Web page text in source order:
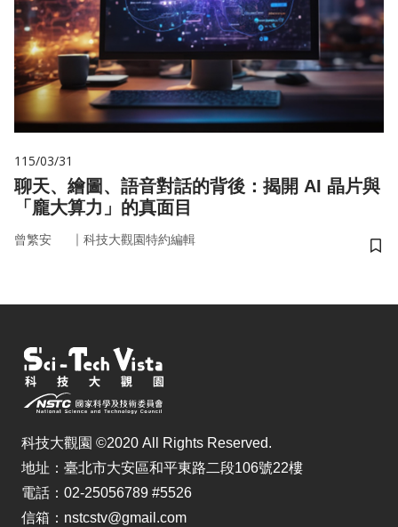
115/03/31
聊天、繪圖、語音對話的背後：揭開 AI 晶片與
「龐大算力」的真面目
曾繁安 ｜ 科技大觀園特約編輯
儲
科技大觀園 ©2020 All Rights Reserved.
地址：臺北市大安區和平東路二段106號22樓
電話：02-25056789 #5526
信箱：nstcstv@gmail.com